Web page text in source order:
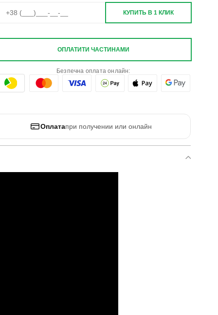
КУПИТЬ В 1 КЛИК
ОПЛАТИТИ ЧАСТИНАМИ
Безпечна оплата онлайн:
Оплатапри получении или онлайн